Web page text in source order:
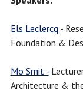
Els Leclercq -
Foundation &
Mo Smit -
Architecture &